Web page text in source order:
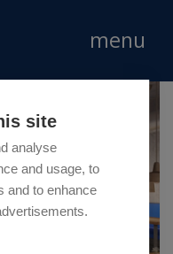
site
analyse
and usage, to
and to enhance
menu